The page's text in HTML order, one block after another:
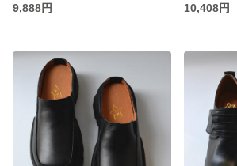
9,888円
10,408円